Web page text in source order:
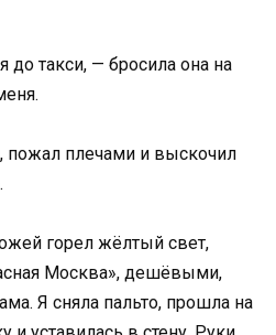
такси, — бросила она на
пожал плечами и выскочил
горел жёлтый свет,
Москва», дешёвыми,
Я сняла пальто, прошла на